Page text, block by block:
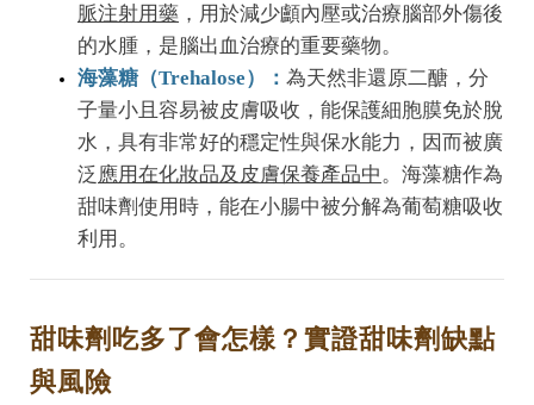
脈注射用藥 ，用於減少顱內壓或治療腦部外傷後
的水腫，是腦出血治療的重要藥物。
海藻糖（Trehalose）： 為天然非還原二醣，分
子量小且容易被皮膚吸收，能保護細胞膜免於脫
水，具有非常好的穩定性與保水能力，因而被廣
泛 應用在化妝品及皮膚保養產品中 。海藻糖作為
甜味劑使用時，能在小腸中被分解為葡萄糖吸收
利用。
甜味劑吃多了會怎樣？實證甜味劑缺點
與風險